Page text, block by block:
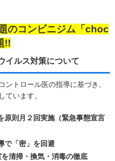
のコンビニジム「choc
!!
イルス対策について
ントロール医の指導に基づき、
ています。
原則月２回実施（緊急事態宣言
で「密」を回避
清掃・換気・消毒の徹底